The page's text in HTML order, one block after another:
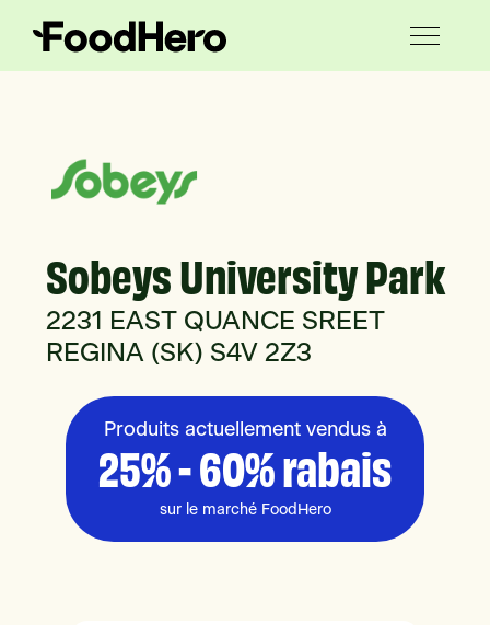
Sobeys University Park
2231 EAST QUANCE SREET
REGINA (SK) S4V 2Z3
Produits actuellement vendus à
25% - 60% rabais
sur le marché FoodHero